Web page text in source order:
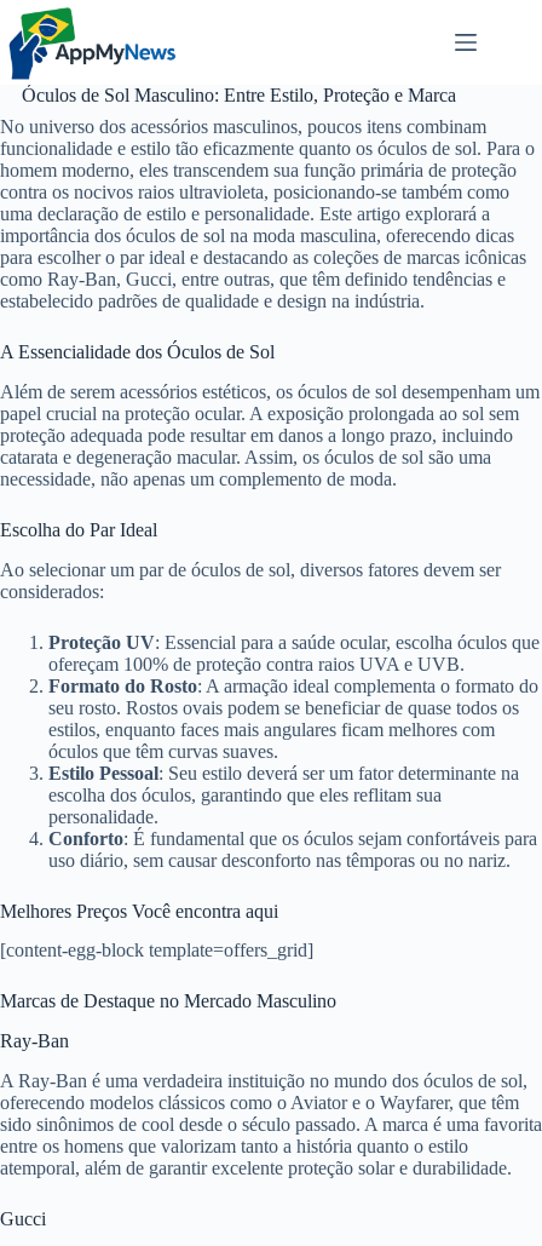
Pular
para
conteúdo
Óculos de Sol Masculino: Entre Estilo, Proteção e Marca
No universo dos acessórios masculinos, poucos itens combinam
funcionalidade e estilo tão eficazmente quanto os óculos de sol. Para o
homem moderno, eles transcendem sua função primária de proteção
contra os nocivos raios ultravioleta, posicionando-se também como
uma declaração de estilo e personalidade. Este artigo explorará a
importância dos óculos de sol na moda masculina, oferecendo dicas
para escolher o par ideal e destacando as coleções de marcas icônicas
como Ray-Ban, Gucci, entre outras, que têm definido tendências e
estabelecido padrões de qualidade e design na indústria.
A Essencialidade dos Óculos de Sol
Além de serem acessórios estéticos, os óculos de sol desempenham um
papel crucial na proteção ocular. A exposição prolongada ao sol sem
proteção adequada pode resultar em danos a longo prazo, incluindo
catarata e degeneração macular. Assim, os óculos de sol são uma
necessidade, não apenas um complemento de moda.
Escolha do Par Ideal
Ao selecionar um par de óculos de sol, diversos fatores devem ser
considerados:
Proteção UV: Essencial para a saúde ocular, escolha óculos que
ofereçam 100% de proteção contra raios UVA e UVB.
Formato do Rosto: A armação ideal complementa o formato do
seu rosto. Rostos ovais podem se beneficiar de quase todos os
estilos, enquanto faces mais angulares ficam melhores com
óculos que têm curvas suaves.
Estilo Pessoal: Seu estilo deverá ser um fator determinante na
escolha dos óculos, garantindo que eles reflitam sua
personalidade.
Conforto: É fundamental que os óculos sejam confortáveis para
uso diário, sem causar desconforto nas têmporas ou no nariz.
Melhores Preços Você encontra aqui
[content-egg-block template=offers_grid]
Marcas de Destaque no Mercado Masculino
Ray-Ban
A Ray-Ban é uma verdadeira instituição no mundo dos óculos de sol,
oferecendo modelos clássicos como o Aviator e o Wayfarer, que têm
sido sinônimos de cool desde o século passado. A marca é uma favorita
entre os homens que valorizam tanto a história quanto o estilo
atemporal, além de garantir excelente proteção solar e durabilidade.
Gucci